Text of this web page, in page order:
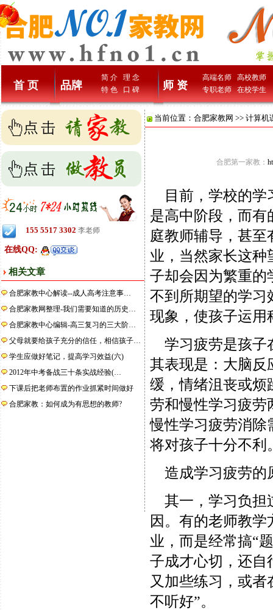
首 页 品牌
简 介
理 念
特 色
口 碑 师 资
高端名师
高校教师
专职老师
在校学生
155 5517 3302 李老师
在线QQ:
相关文章
合肥家教中心解读--成人高考注意事…
合肥家教网整理-我们需要知道的历史…
合肥家教中心编辑-高三复习的三大阶…
父母就要给孩子充分的信任，相信孩子…
学生应做好笔记，提高学习效益(六)
2012年中考备战三十条实战经验(…
下课后把老师布置的作业抓紧时间做好
合肥家教：如何成为有思想的教师?
当前位置： 合肥家教网 >> 计算机
合肥第一家教：
目前，学校的学
是高中阶段，而有
庭教师辅导，甚
业，当然家长这种
子却会因为繁重的
不到所期望的学习
现象，使孩子运用
学习疲劳是孩子
其表现是：大脑反
缓，情绪沮丧或烦
劳和慢性学习疲劳
慢性学习疲劳消除
将对孩子十分不利
造成学习疲劳的
其一，学习负担
因。有的老师教
业，而是经常搞“
子成才心切，还自
又加些练习，或
不听好”。